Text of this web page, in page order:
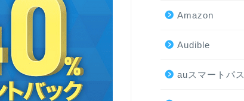
Amazon
Audible
auスマートパス